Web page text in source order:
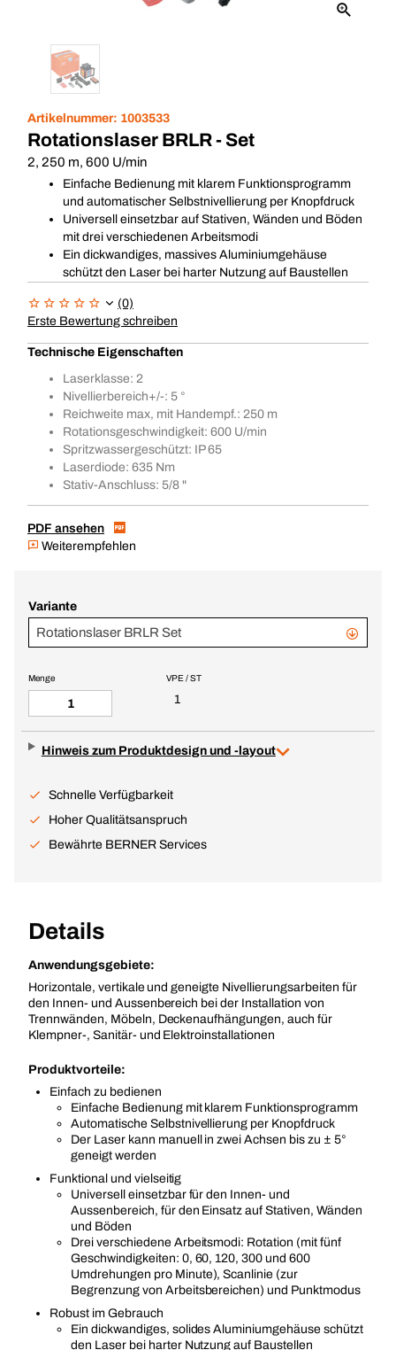
Artikelnummer: 1003533
Rotationslaser BRLR - Set
2, 250 m, 600 U/min
Einfache Bedienung mit klarem Funktionsprogramm
und automatischer Selbstnivellierung per Knopfdruck
Universell einsetzbar auf Stativen, Wänden und Böden
mit drei verschiedenen Arbeitsmodi
Ein dickwandiges, massives Aluminiumgehäuse
schützt den Laser bei harter Nutzung auf Baustellen
(0)
Erste Bewertung schreiben
Technische Eigenschaften
Laserklasse: 2
Nivellierbereich+/-: 5 °
Reichweite max, mit Handempf.: 250 m
Rotationsgeschwindigkeit: 600 U/min
Spritzwassergeschützt: IP 65
Laserdiode: 635 Nm
Stativ-Anschluss: 5/8 "
PDF ansehen
Weiterempfehlen
Variante
Rotationslaser BRLR Set
VPE / ST
1
Menge
Hinweis zum Produktdesign und -layout
Schnelle Verfügbarkeit
Hoher Qualitätsanspruch
Bewährte BERNER Services
Details
Anwendungsgebiete:
Horizontale, vertikale und geneigte Nivellierungsarbeiten für
den Innen- und Aussenbereich bei der Installation von
Trennwänden, Möbeln, Deckenaufhängungen, auch für
Klempner-, Sanitär- und Elektroinstallationen
Produktvorteile:
Einfach zu bedienen
Einfache Bedienung mit klarem Funktionsprogramm
Automatische Selbstnivellierung per Knopfdruck
Der Laser kann manuell in zwei Achsen bis zu ± 5°
geneigt werden
Funktional und vielseitig
Universell einsetzbar für den Innen- und
Aussenbereich, für den Einsatz auf Stativen, Wänden
und Böden
Drei verschiedene Arbeitsmodi: Rotation (mit fünf
Geschwindigkeiten: 0, 60, 120, 300 und 600
Umdrehungen pro Minute), Scanlinie (zur
Begrenzung von Arbeitsbereichen) und Punktmodus
Robust im Gebrauch
Ein dickwandiges, solides Aluminiumgehäuse schützt
den Laser bei harter Nutzung auf Baustellen